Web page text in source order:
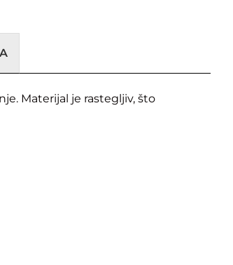
Materijal je rastegljiv, što